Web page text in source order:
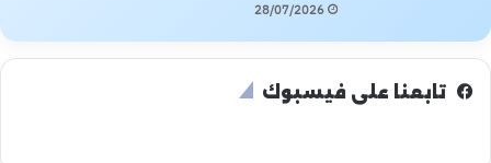
28/07/2026
تابعنا على فيسبوك